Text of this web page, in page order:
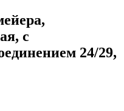
с
24/29,